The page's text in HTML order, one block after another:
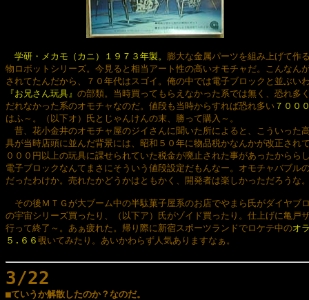
学研・メカモ（カニ）１９７３年製。 膨大な金属パーツを組み上げて作
物ロボットシリーズ。今見ると相当アート性の高いオモチャだ。こんなん
されてたんだから、７０年代はスゴイ。俺の中では電子ブロックと並ぶい
『お兄さん玩具』 の部類。当時買ってもらえなかった系では無く、恐れ多
だれなかった系のオモチャなのだ。値段も当時からすれば恐れ多い ７００
はふ～。（以下オ）氏とじゃんけんの末、勝って購入～。
昔、花小金井のオモチャ屋のジイさんに聞いた所によると、こういった
具が当時店頭に並んだ背景には、昭和５０年に物品税かなんかが改正され
０００円以上の玩具に課せられていた税金が廃止された事があったからら
電子ブロックなんてまさにそういう値段設定だもんなー。オモチャバブル
だったわけか。売れたかどうかはともかく、開発者は楽しかっただろうな
その後ＭＴＧが大ブーム中の半駄菓子屋系のお店でやまら氏がダイヤブ
の宇宙シリーズ買ったり、（以下ア）氏がゾイド買ったり。仕上げに亀戸
行って終了～。あぁ疲れた。帰り際に新宿スポーツランドでロケテ中のオ
５.６６ 覗いてみたり。あいかわらず人気ありますなぁ。
3/22
■ていうか解散したのか？なのだ。